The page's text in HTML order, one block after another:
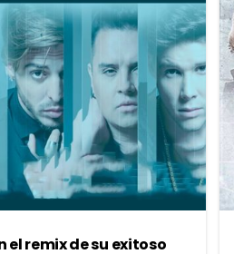
el remix de su exitoso